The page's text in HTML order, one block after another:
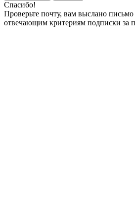
Спасибо!
Проверьте почту, вам выслано письмо
отвечающим критериям подписки за